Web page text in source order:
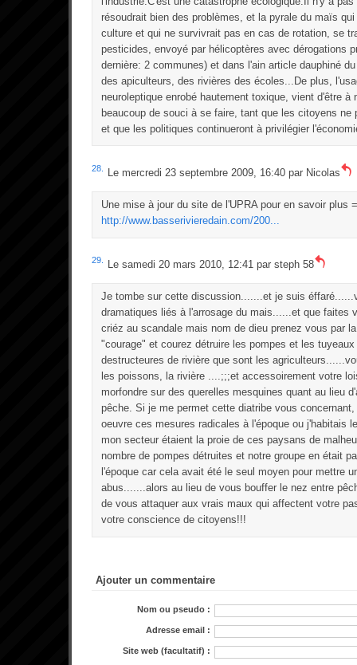
résoudrait bien des problèmes, et la pyrale du maïs
culture et qui ne survivrait pas en cas de rotation, se
pesticides, envoyé par hélicoptères avec dérogations
dernière: 2 communes) et dans l'ain article dauphiné
des apiculteurs, des rivières des écoles...De plus,
neuroleptique enrobé hautement toxique, vient d'être à
beaucoup de souci à se faire, tant que les citoyens ne
et que les politiques continueront à privilégier
28. Le mercredi 23 septembre 2009, 16:40 par Nicolas
Une mise à jour du site de l'UPRA pour en savoir plus
http://www.basserivieredain.com/200...
29. Le samedi 20 mars 2010, 12:41 par steph 58
Je tombe sur cette discussion.......et je suis
dramatiques liés à l'arrosage du mais......et que faites
criéz au scandale mais nom de dieu prenez vous par
"courage" et courez détruire les pompes et les
destructeures de rivière que sont les
les poissons, la rivière ....;;;et accessoirement votre
morfondre sur des querelles mesquines quant au lieu
pêche. Si je me permet cette diatribe vous
oeuvre ces mesures radicales à l'époque ou j'habitais
mon secteur étaient la proie de ces paysans de
nombre de pompes détruites et notre groupe en était
l'époque car cela avait été le seul moyen pour mettre
abus.......alors au lieu de vous bouffer le nez entre
de vous attaquer aux vrais maux qui affectent votre
votre conscience de citoyens!!!
Ajouter un commentaire
Nom ou pseudo :
Adresse email :
Site web (facultatif) :